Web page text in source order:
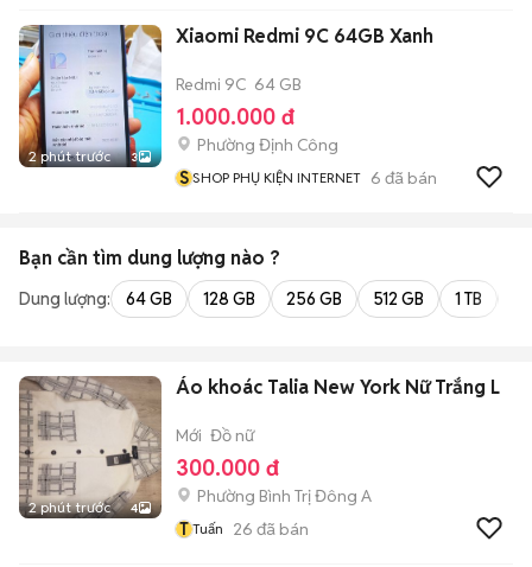
2 phút trước 3
Xiaomi Redmi 9C 64GB Xanh
Redmi 9C 64 GB
1.000.000 đ
Phường Định Công
S SHOP PHỤ KIỆN INTERNET 6 đã bán
Bạn cần tìm dung lượng nào ?
Dung lượng: 64 GB 128 GB 256 GB 512 GB 1 TB
2 phút trước 4
Áo khoác Talia New York Nữ Trắng L
Mới Đồ nữ
300.000 đ
Phường Bình Trị Đông A
T Tuấn 26 đã bán